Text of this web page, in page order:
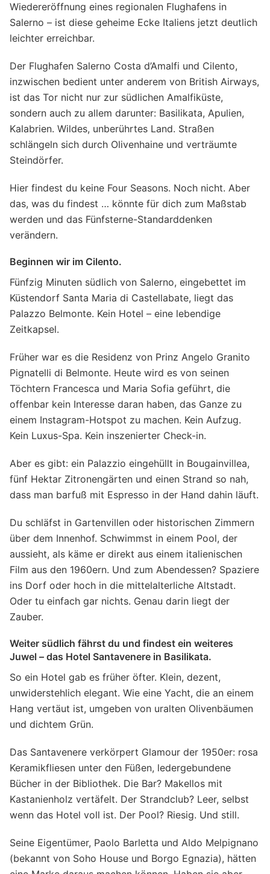
Wiedereröffnung eines regionalen Flughafens in
Salerno – ist diese geheime Ecke Italiens jetzt deutlich
leichter erreichbar.
Der Flughafen Salerno Costa d’Amalfi und Cilento,
inzwischen bedient unter anderem von British Airways,
ist das Tor nicht nur zur südlichen Amalfiküste,
sondern auch zu allem darunter: Basilikata, Apulien,
Kalabrien. Wildes, unberührtes Land. Straßen
schlängeln sich durch Olivenhaine und verträumte
Stein­dörfer.
Hier findest du keine Four Seasons. Noch nicht. Aber
das, was du findest … könnte für dich zum Maßstab
werden und das Fünfsterne-Standarddenken
verändern.
Beginnen wir im Cilento.
Fünfzig Minuten südlich von Salerno, eingebettet im
Küstendorf Santa Maria di Castellabate, liegt das
Palazzo Belmonte. Kein Hotel – eine lebendige
Zeitkapsel.
Früher war es die Residenz von Prinz Angelo Granito
Pignatelli di Belmonte. Heute wird es von seinen
Töchtern Francesca und Maria Sofia geführt, die
offenbar kein Interesse daran haben, das Ganze zu
einem Instagram-Hotspot zu machen. Kein Aufzug.
Kein Luxus-Spa. Kein inszenierter Check-in.
Aber es gibt: ein Palazzio eingehüllt in Bougainvillea,
fünf Hektar Zitronengärten und einen Strand so nah,
dass man barfuß mit Espresso in der Hand dahin läuft.
Du schläfst in Garten­villen oder historischen Zimmern
über dem Innenhof. Schwimmst in einem Pool, der
aussieht, als käme er direkt aus einem italienischen
Film aus den 1960ern. Und zum Abendessen? Spaziere
ins Dorf oder hoch in die mittelalterliche Altstadt.
Oder tu einfach gar nichts. Genau darin liegt der
Zauber.
Weiter südlich fährst du und findest ein weiteres
Juwel – das Hotel Santavenere in Basilikata.
So ein Hotel gab es früher öfter. Klein, dezent,
unwiderstehlich elegant. Wie eine Yacht, die an einem
Hang vertäut ist, umgeben von uralten Olivenbäumen
und dichtem Grün.
Das Santavenere verkörpert Glamour der 1950er: rosa
Keramikfliesen unter den Füßen, ledergebundene
Bücher in der Bibliothek. Die Bar? Makellos mit
Kastanienholz vertäfelt. Der Strandclub? Leer, selbst
wenn das Hotel voll ist. Der Pool? Riesig. Und still.
Seine Eigentümer, Paolo Barletta und Aldo Melpignano
(bekannt von Soho House und Borgo Egnazia), hätten